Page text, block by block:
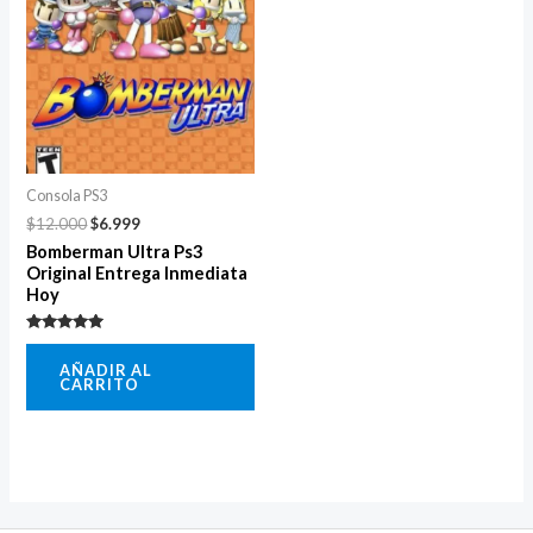
Consola PS3
$12.000
era:
$12.000.
$6.999
es:
$6.999.
Bomberman Ultra Ps3
Original Entrega Inmediata
Hoy
Valorado
AÑADIR AL
CARRITO